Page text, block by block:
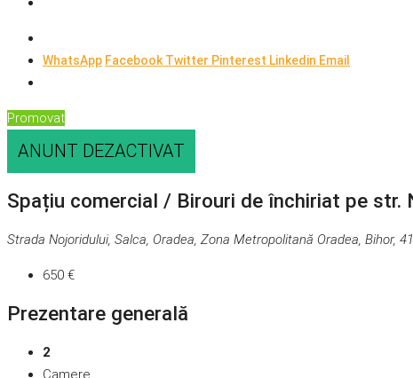
WhatsApp FacebookTwitter Pinterest Linkedin Email
Promovat
ANUNT DEZACTIVAT
Spațiu comercial / Birouri de închiriat pe str.
Strada Nojoridului, Salca, Oradea, Zona Metropolitană Oradea, Bihor,
650 €
Prezentare generală
2
Camere